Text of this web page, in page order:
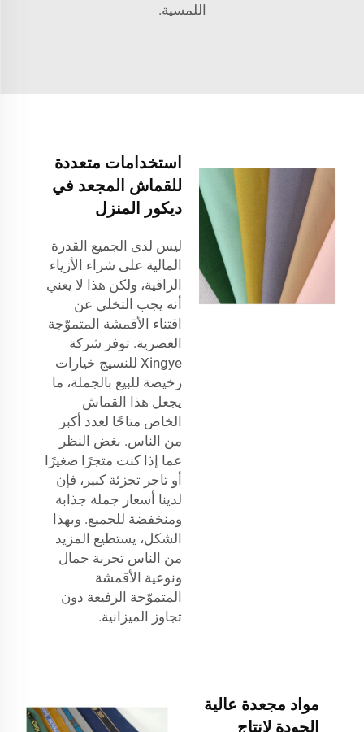
اللمسية.
استخدامات متعددة
للقماش المجعد في
ديكور المنزل
ليس لدى الجميع القدرة
المالية على شراء الأزياء
الراقية، ولكن هذا لا يعني
أنه يجب التخلي عن
اقتناء الأقمشة المتموّجة
العصرية. توفر شركة
Xingye للنسيج خيارات
رخيصة للبيع بالجملة، ما
يجعل هذا القماش
الخاص متاحًا لعدد أكبر
من الناس. بغض النظر
عما إذا كنت متجرًا صغيرًا
أو تاجر تجزئة كبير، فإن
لدينا أسعار جملة جذابة
ومنخفضة للجميع. وبهذا
الشكل، يستطيع المزيد
من الناس تجربة جمال
ونوعية الأقمشة
المتموّجة الرفيعة دون
تجاوز الميزانية.
مواد مجعدة عالية
الجودة لإنتاج